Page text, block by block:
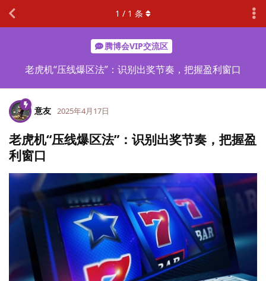
腾博会VIP交流区
老虎机“压线爆区法”：识别出奖节奏，把握盈利窗口
1 / 1 条
意友 2025年4月17日
老虎机“压线爆区法”：识别出奖节奏，把握盈
利窗口